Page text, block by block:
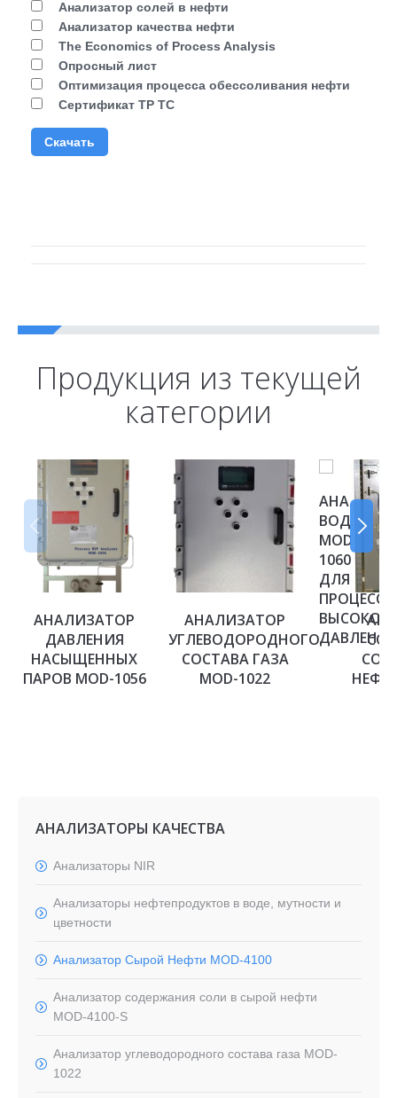
Анализатор солей в нефти
Анализатор качества нефти
The Economics of Process Analysis
Опросный лист
Оптимизация процесса обессоливания нефти
Сертификат ТР ТС
Скачать
Продукция из текущей
категории
AНАЛИЗАТОР
ДАВЛЕНИЯ
НАСЫЩЕННЫХ
ПАРОВ MOD-1056
АНАЛИЗАТОР
УГЛЕВОДОРОДНОГО
СОСТАВА ГАЗА
MOD-1022
MOD-
1060
ДЛЯ
ДАВЛЕНИЯ
АНАЛИЗАТОРЫ КАЧЕСТВА
Анализаторы NIR
Aнализаторы нефтепродуктов в воде, мутности и
цветности
Анализатор Сырой Нефти MOD-4100
Анализатор содержания соли в сырой нефти
MOD-4100-S
Анализатор углеводородного состава газа MOD-
1022